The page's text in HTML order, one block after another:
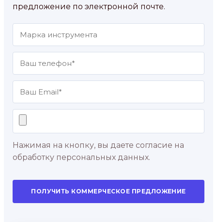
предложение по электронной почте.
Нажимая на кнопку, вы даете согласие на
обработку персональных данных.
ПОЛУЧИТЬ КОММЕРЧЕСКОЕ ПРЕДЛОЖЕНИЕ